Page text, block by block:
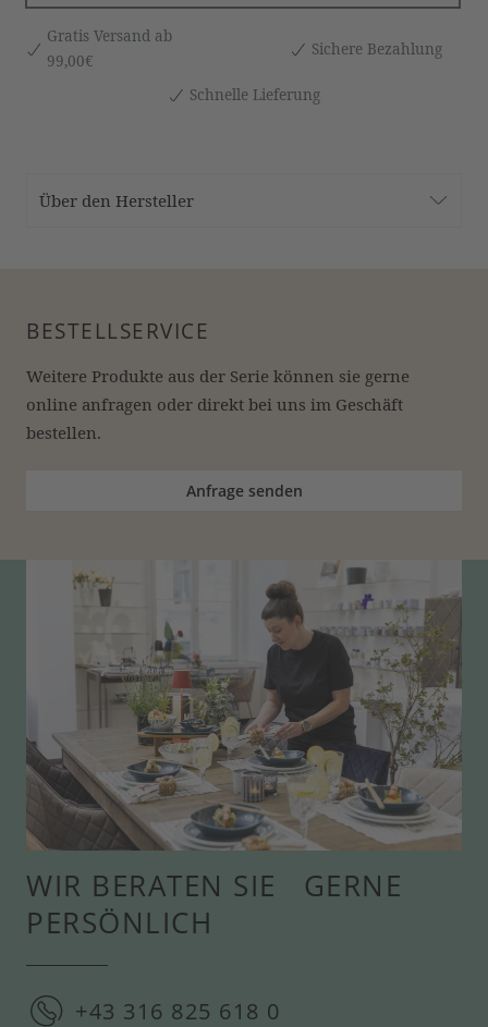
Gratis Versand ab
99,00€
Sichere Bezahlung
Schnelle Lieferung
Über den Hersteller
BESTELLSERVICE
Weitere Produkte aus der Serie können sie gerne
online anfragen oder direkt bei uns im Geschäft
bestellen.
Anfrage senden
WIR BERATEN SIE GERNE
PERSÖNLICH
+43 316 825 618 0